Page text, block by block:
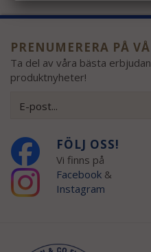
PRENUMERERA PÅ
Ta del av våra bästa
produktnyheter!
FÖLJ OSS!
Vi finns på
Facebook&
Instagram